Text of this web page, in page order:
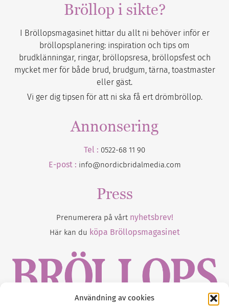
Användning av cookies
Bröllop i sikte?
I Bröllopsmagasinet hittar du allt ni behöver inför er
bröllopsplanering: inspiration och tips om
brudklänningar, ringar, bröllopsresa, bröllopsfest och
mycket mer för både brud, brudgum, tärna, toastmaster
eller gäst.
Vi ger dig tipsen för att ni ska få ert drömbröllop.
Annonsering
Tel : 0522-68 11 90
E-post : info@nordicbridalmedia.com
Press
Prenumerera på vårt nyhetsbrev!
Här kan du köpa Bröllopsmagasinet